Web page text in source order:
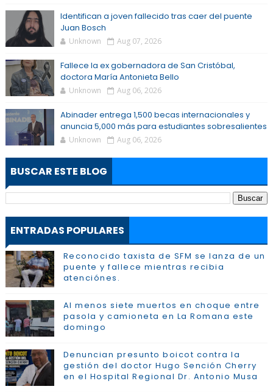
Identifican a joven fallecido tras caer del puente
Juan Bosch
Unknown Aug 07, 2026
Fallece la ex gobernadora de San Cristóbal,
doctora María Antonieta Bello
Unknown Aug 06, 2026
Abinader entrega 1,500 becas internacionales y
anuncia 5,000 más para estudiantes sobresalientes
Unknown Aug 06, 2026
BUSCAR ESTE BLOG
ENTRADAS POPULARES
Reconocido taxista de SFM se lanza de un
puente y fallece mientras recibia
atenciónes.
Al menos siete muertos en choque entre
pasola y camioneta en La Romana este
domingo
Denuncian presunto boicot contra la
gestión del doctor Hugo Sención Cherry
en el Hospital Regional Dr. Antonio Musa